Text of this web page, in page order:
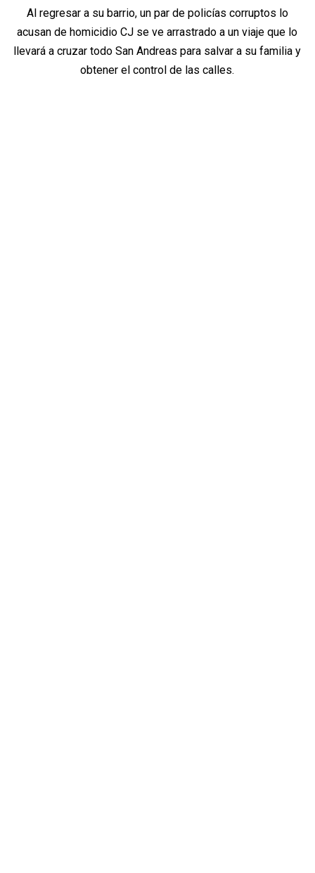
Al regresar a su barrio, un par de policías corruptos lo
acusan de homicidio CJ se ve arrastrado a un viaje que lo
llevará a cruzar todo San Andreas para salvar a su familia y
obtener el control de las calles.